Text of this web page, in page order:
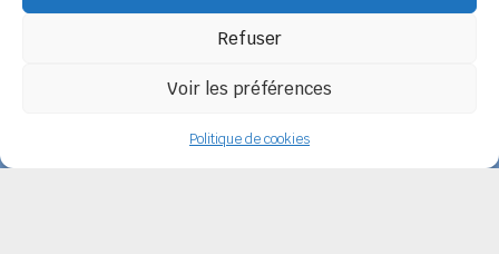
Refuser
Voir les préférences
Politique de cookies
secretariat@spelc-centre-poitou-charentes.fr
Adhérer au SPELC Facebook
Mentions légales | Politique de confidentialité